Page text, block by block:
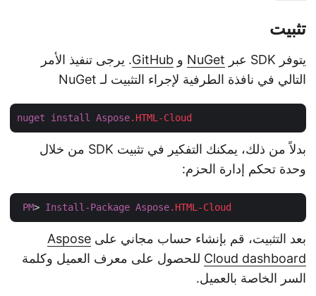
تثبيت
يتوفر SDK عبر NuGetوGitHub. يرجى تنفيذ الأمر
التالي في نافذة الطرفية لإجراء التثبيت لـ NuGet
nuget install Aspose.HTML-Cloud
بدلاً من ذلك، يمكنك التفكير في تثبيت SDK من خلال
وحدة تحكم إدارة الحزم:
PM > Install-Package Aspose.HTML-Cloud
بعد التثبيت، قم بإنشاء حساب مجاني على Aspose
Cloud dashboardللحصول على معرف العميل وكلمة
السر الخاصة بالعميل.